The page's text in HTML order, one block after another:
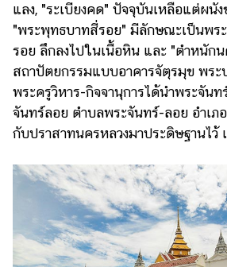
แลง, "ระเบียงคด" ปัจจุบันเหลือแต่ผนัง
"พระพุทธบาทสี่รอย" มีลักษณะเป็นพ
รอย ลึกลงไปในเนื้อหิน และ "ตำหนัก
สถาปัตยกรรมแบบอาคารจัตุรมุข พร
พระครูวิหาร-กิจจานุการได้นำพระจันท
จันทร์ลอย ตำบลพระจันทร์-ลอย อำเภ
กับปราสาทนครหลวงมาประดิษฐานไว้